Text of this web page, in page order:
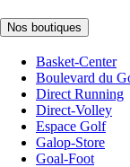
Nos boutiques
Basket-Center
Boulevard du
Direct Running
Direct-Volley
Espace Golf
Galop-Store
Goal-Foot